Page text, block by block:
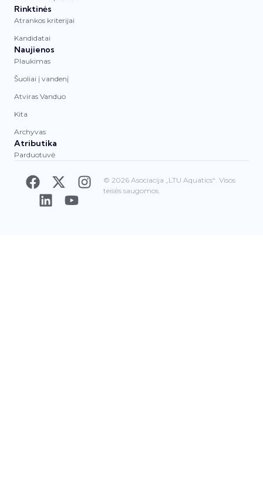
Rinktinės
Atrankos kriterijai
Kandidatai
Naujienos
Plaukimas
Šuoliai į vandenį
Atviras Vanduo
Kita
Archyvas
Atributika
Parduotuvė
© 2026 Asociacija „LTU Aquatics“. Visos
teisės saugomos.